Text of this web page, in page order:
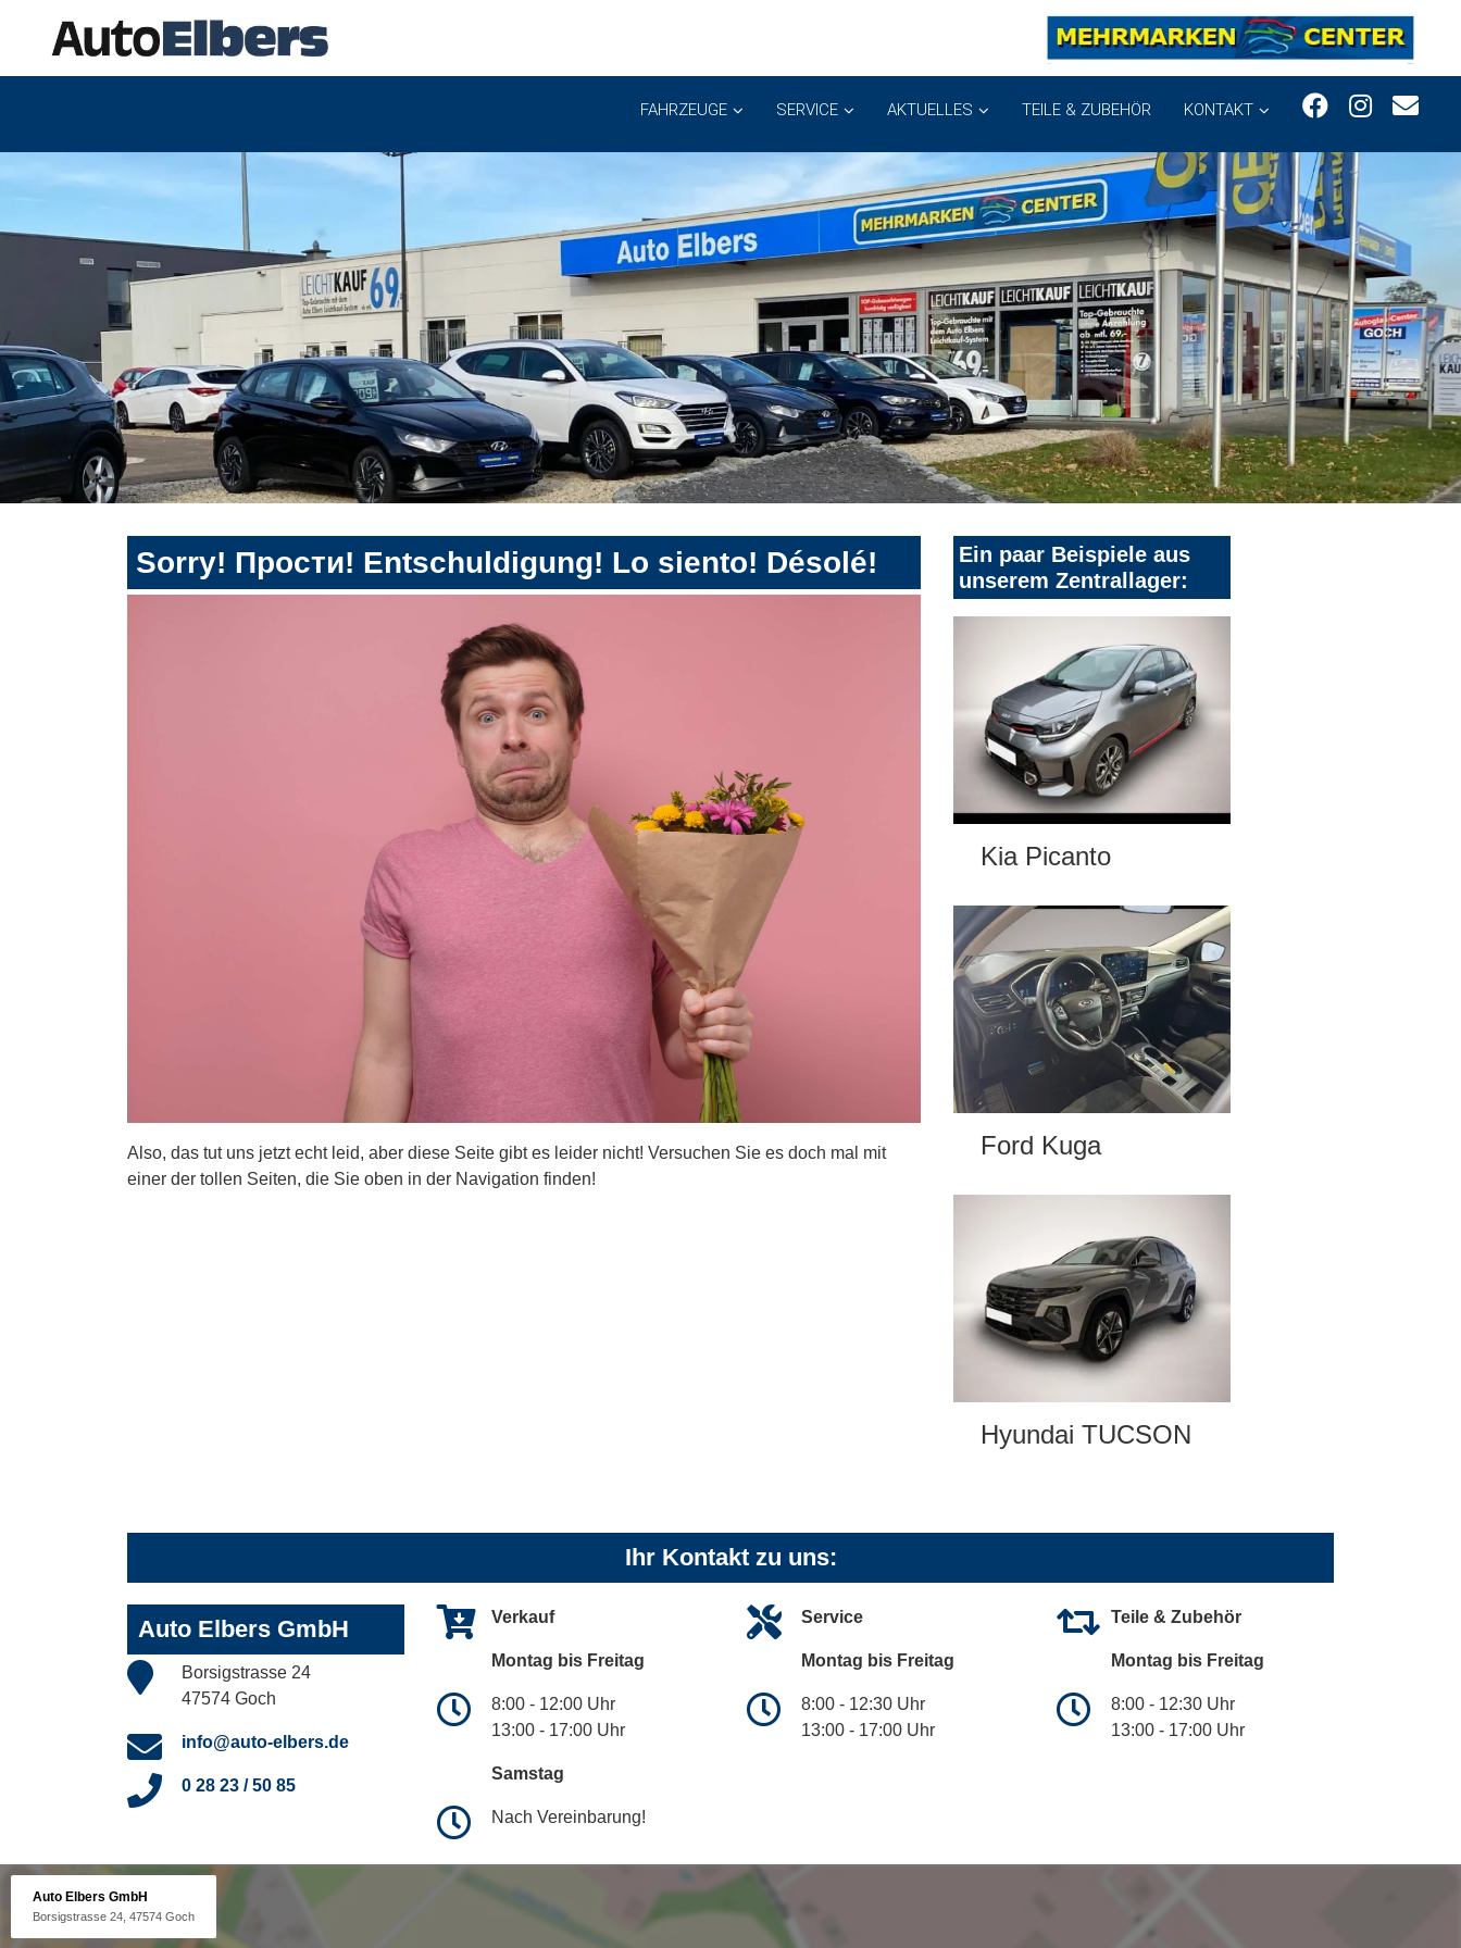
FAHRZEUGE SERVICE AKTUELLES TEILE & ZUBEHÖR KONTAKT
Sorry! Прости! Entschuldigung! Lo siento! Désolé!
Also, das tut uns jetzt echt leid, aber diese Seite gibt es leider nicht! Versuchen Sie es doch mal mit
einer der tollen Seiten, die Sie oben in der Navigation finden!
Ein paar Beispiele aus
unserem Zentrallager:
Kia Picanto
Ford Kuga
Hyundai TUCSON
Ihr Kontakt zu uns:
Auto Elbers GmbH
Borsigstrasse 24
47574 Goch
info@auto-elbers.de
0 28 23 / 50 85
Verkauf
Montag bis Freitag
8:00 - 12:00 Uhr
13:00 - 17:00 Uhr
Samstag
Nach Vereinbarung!
Service
Montag bis Freitag
8:00 - 12:30 Uhr
13:00 - 17:00 Uhr
Teile & Zubehör
Montag bis Freitag
8:00 - 12:30 Uhr
13:00 - 17:00 Uhr
Auto Elbers GmbH
Borsigstrasse 24, 47574 Goch